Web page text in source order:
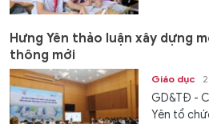
Hưng Yên thảo luận xây dựng
thông mới
Giáo dục
GD&TĐ -
Yên tổ